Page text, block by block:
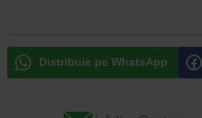
Distribuie pe WhatsApp